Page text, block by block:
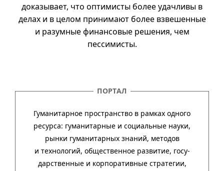
доказывает, что оптимисты более удачливы в
делах и вцелом принимают более взвешенные
и разумные финансовые решения, чем
пессимисты.
ПОРТАЛ
Гуманитарное пространство в рамках одного
ресурса: гума­ни­тар­ные и соци­аль­ные науки,
рынки гума­ни­тар­ных зна­ний, методов
и техно­ло­гий, обще­ст­вен­ное раз­ви­тие, госу­
дар­ст­вен­ные и кор­пора­тив­ные стра­тегии,